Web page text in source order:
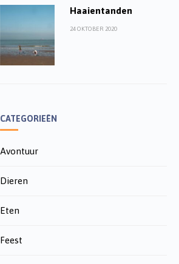
Haaientanden
24 OKTOBER 2020
CATEGORIEËN
Avontuur
Dieren
Eten
Feest